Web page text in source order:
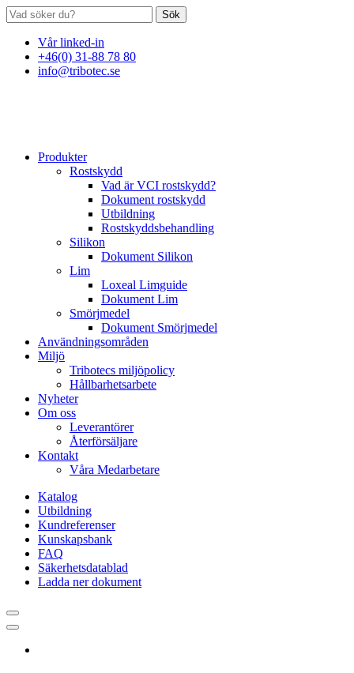
Sök
Vår linked-in
+46(0) 31-88 78 80
info@tribotec.se
Produkter
Rostskydd
Vad är VCI rostskydd?
Dokument rostskydd
Utbildning
Rostskyddsbehandling
Silikon
Dokument Silikon
Lim
Loxeal Limguide
Dokument Lim
Smörjmedel
Dokument Smörjmedel
Användningsområden
Miljö
Tribotecs miljöpolicy
Hållbarhetsarbete
Nyheter
Om oss
Leverantörer
Återförsäljare
Kontakt
Våra Medarbetare
Katalog
Utbildning
Kundreferenser
Kunskapsbank
FAQ
Säkerhetsdatablad
Ladda ner dokument